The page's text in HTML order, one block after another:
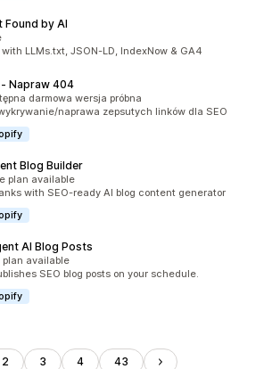
Found by AI
118
LLMs.txt, JSON-LD, IndexNow & GA4
Napraw 404
136
darmowa wersja próbna
naprawa zepsutych linków dla SEO
Blog Builder
534
plan available
with SEO-ready AI blog content generator
AI Blog Posts
99
plan available
SEO blog posts on your schedule.
2 3 4 43